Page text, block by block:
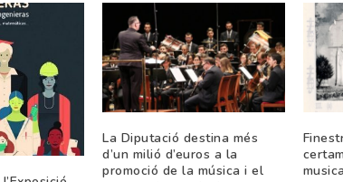
La Diputació destina més
d’un milió d’euros a la
promoció de la música i el